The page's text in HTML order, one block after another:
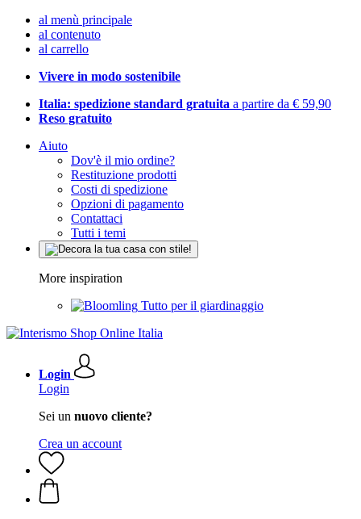
al menù principale
al contenuto
al carrello
Vivere in modo sostenibile
Italia: spedizione standard gratuita a partire da € 59,90
Reso gratuito
Aiuto
Dov'è il mio ordine?
Restituzione prodotti
Costi di spedizione
Opzioni di pagamento
Contattaci
Tutti i temi
More inspiration
Tutto per il giardinaggio
Login
Login
Sei un nuovo cliente?
Crea un account